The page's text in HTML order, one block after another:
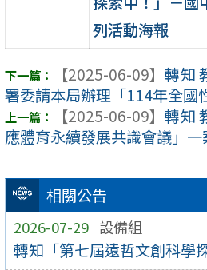
相關公告
2026-07-29 設備組
轉知「第七屆遠哲文創科學
列活動海報
【2025-06-09】 轉知
署委請本局辦理「114年全國
【2025-06-09】 轉知
應體育永續發展共識會議」一